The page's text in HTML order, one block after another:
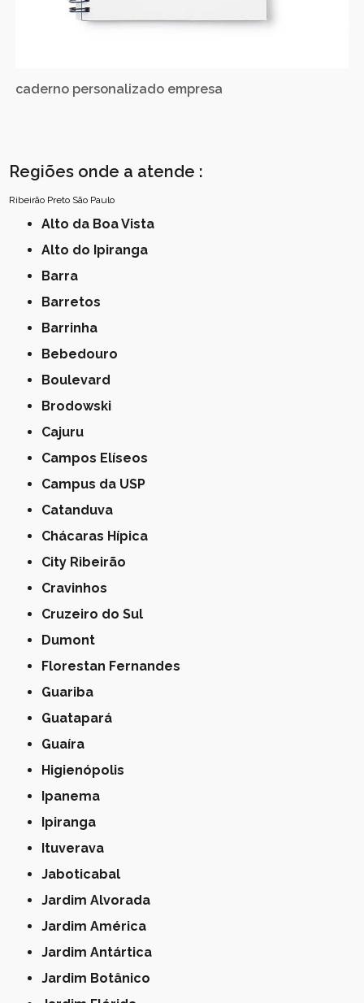
caderno personalizado empresa
Regiões onde a atende :
Ribeirão Preto São Paulo
Alto da Boa Vista
Alto do Ipiranga
Barra
Barretos
Barrinha
Bebedouro
Boulevard
Brodowski
Cajuru
Campos Elíseos
Campus da USP
Catanduva
Chácaras Hípica
City Ribeirão
Cravinhos
Cruzeiro do Sul
Dumont
Florestan Fernandes
Guariba
Guatapará
Guaíra
Higienópolis
Ipanema
Ipiranga
Ituverava
Jaboticabal
Jardim Alvorada
Jardim América
Jardim Antártica
Jardim Botânico